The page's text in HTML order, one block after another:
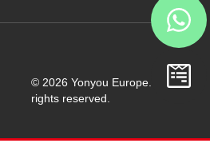
© 2026 Yonyou Europe. All
rights reserved.